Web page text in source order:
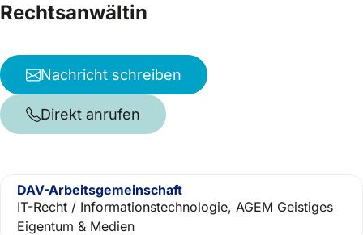
Rechtsanwältin
Nachricht schreiben
Direkt anrufen
DAV-Arbeitsgemeinschaft
IT-Recht / Informationstechnologie, AGEM Geistiges
Eigentum & Medien